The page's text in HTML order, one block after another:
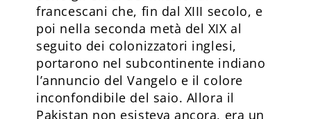
francescani che, fin dal XIII secolo, e
poi nella seconda metà del XIX al
seguito dei colonizzatori inglesi,
portarono nel subcontinente indiano
l’annuncio del Vangelo e il colore
inconfondibile del saio. Allora il
Pakistan non esisteva ancora, era un